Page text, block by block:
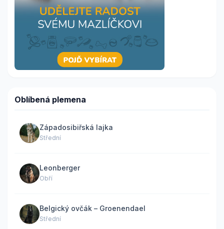
Oblíbená plemena
Západosibiřská lajka
Střední
Leonberger
Obří
Belgický ovčák – Groenendael
Střední